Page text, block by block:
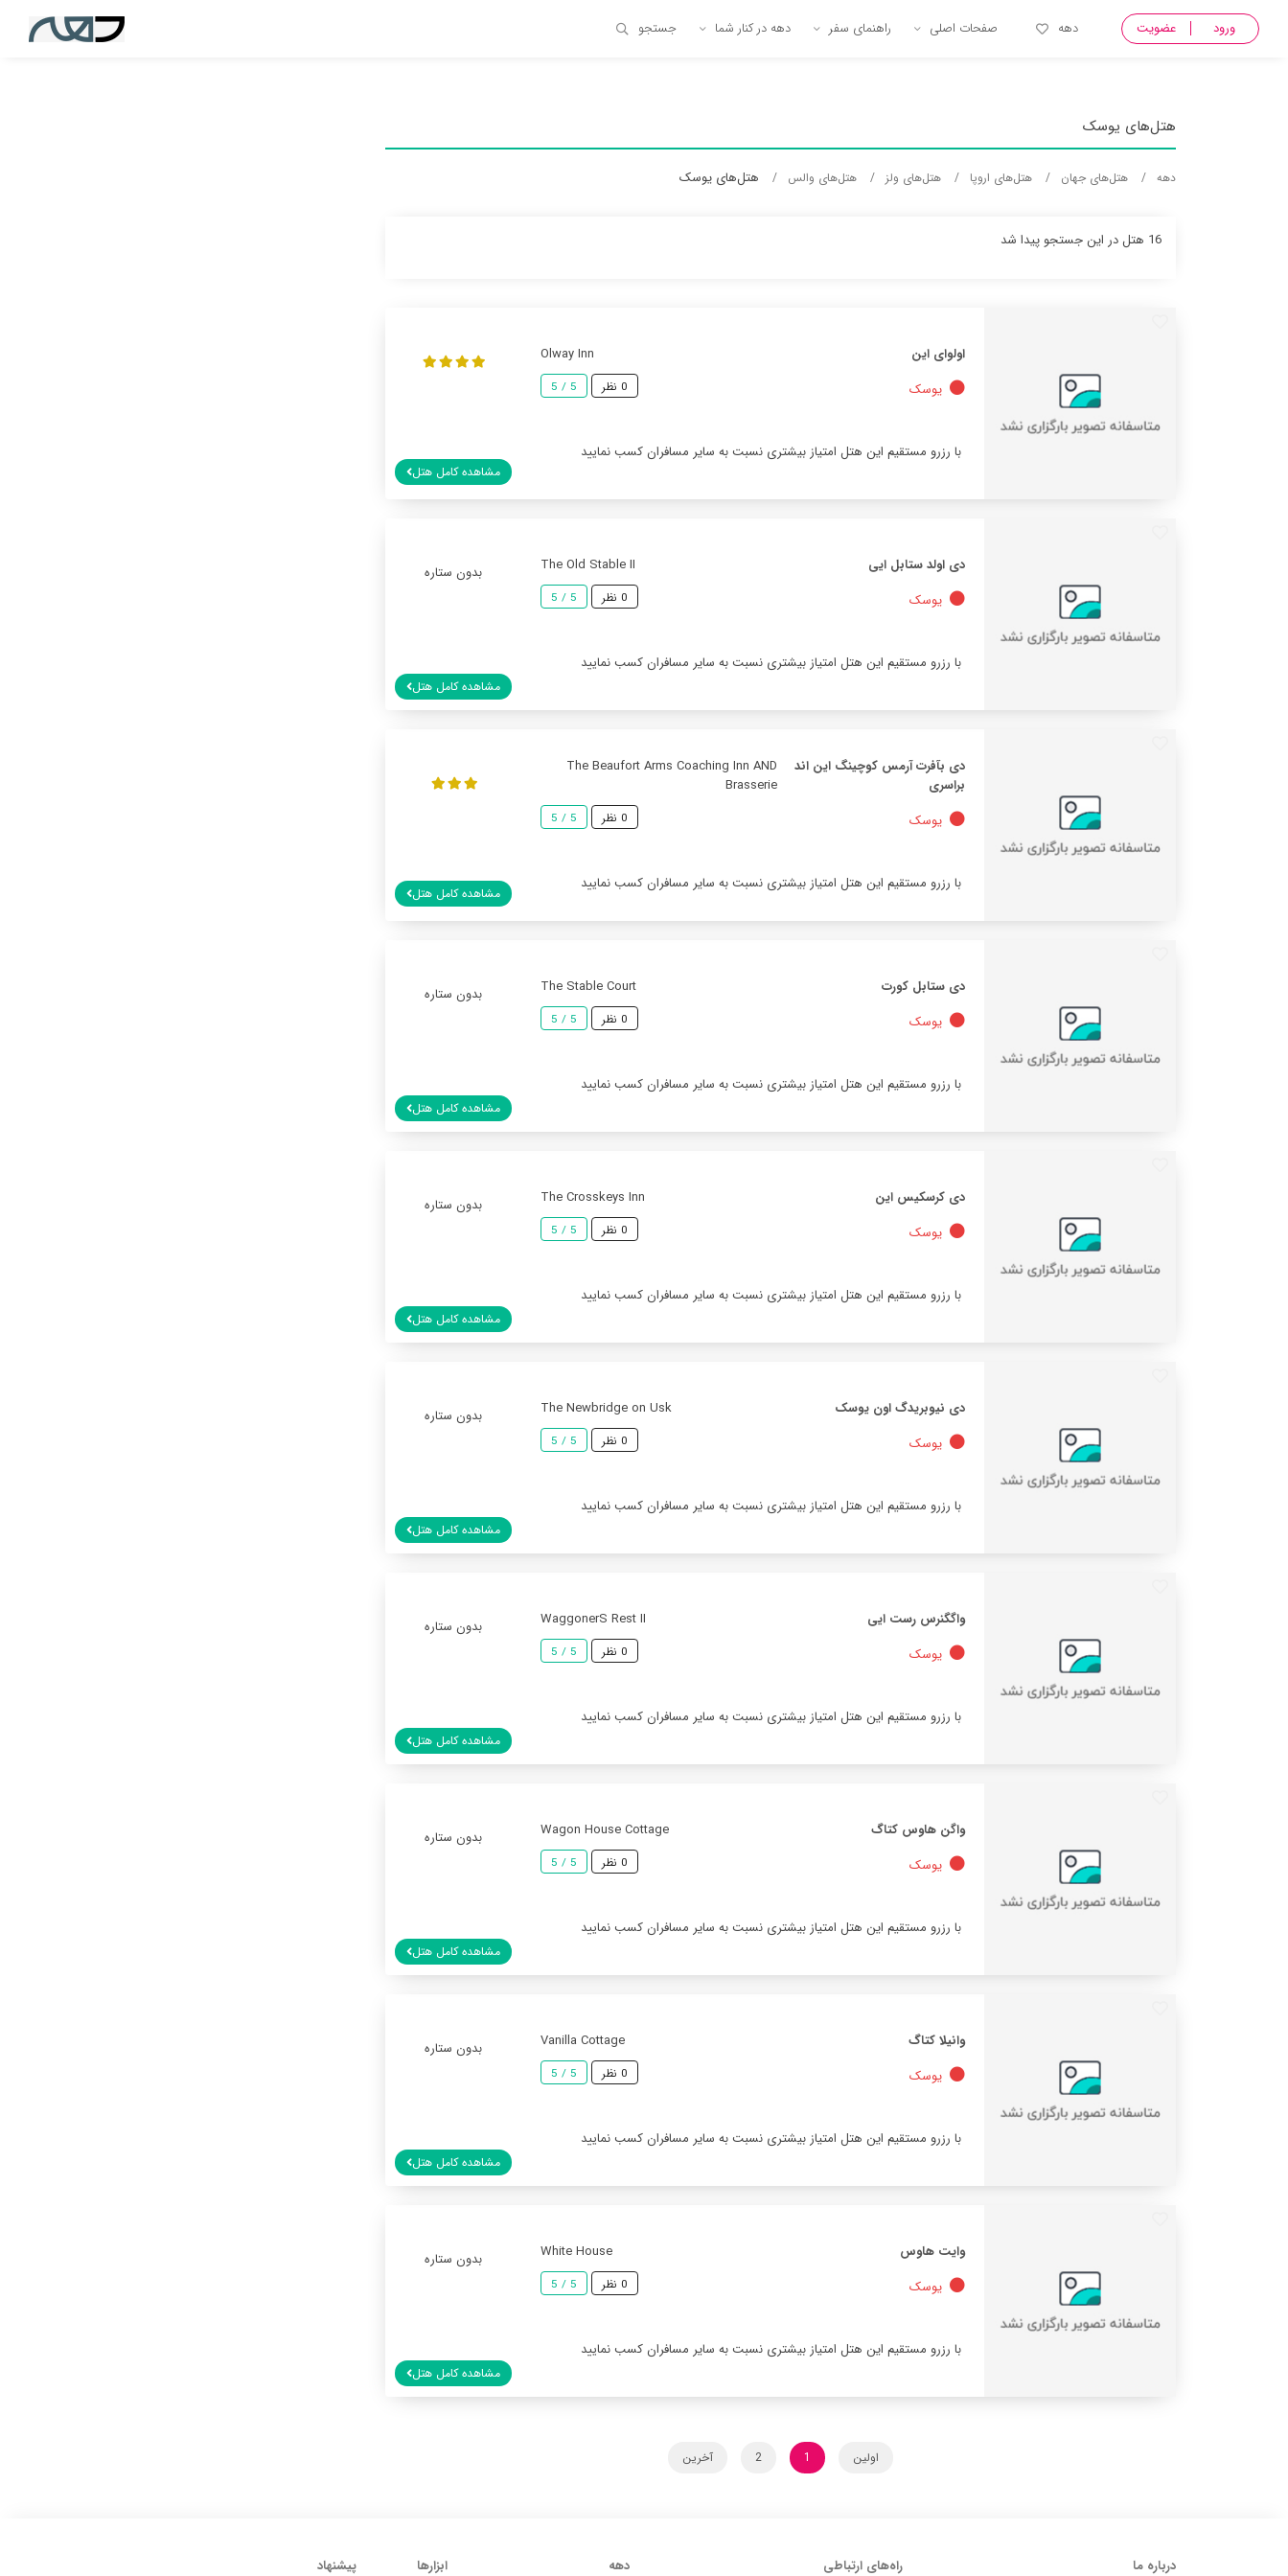
ورود
عضویت دهه صفحات اصلی راهنمای سفر دهه در کنار شما جستجو
هتل‌های یوسک
دهه هتل‌های جهان هتل‌های اروپا هتل‌های ولز هتل‌های والس هتل‌های یوسک
16 هتل در این جستجو پیدا شد
اولوای این
Olway Inn
یوسک
0 نظر 5 / 5
با رزرو مستقیم این هتل امتیاز بیشتری نسبت به سایر مسافران کسب نمایید
مشاهده کامل هتل
دی اولد ستابل ایی
The Old Stable II
یوسک
0 نظر 5 / 5
با رزرو مستقیم این هتل امتیاز بیشتری نسبت به سایر مسافران کسب نمایید
بدون ستاره
مشاهده کامل هتل
دی بآفرت آرمس کوچینگ این اند
براسری
The Beaufort Arms Coaching Inn AND
Brasserie
یوسک
0 نظر 5 / 5
با رزرو مستقیم این هتل امتیاز بیشتری نسبت به سایر مسافران کسب نمایید
مشاهده کامل هتل
دی ستابل کورت
The Stable Court
یوسک
0 نظر 5 / 5
با رزرو مستقیم این هتل امتیاز بیشتری نسبت به سایر مسافران کسب نمایید
بدون ستاره
مشاهده کامل هتل
دی کرسکیس این
The Crosskeys Inn
یوسک
0 نظر 5 / 5
با رزرو مستقیم این هتل امتیاز بیشتری نسبت به سایر مسافران کسب نمایید
بدون ستاره
مشاهده کامل هتل
دی نیوبریدگ اون یوسک
The Newbridge on Usk
یوسک
0 نظر 5 / 5
با رزرو مستقیم این هتل امتیاز بیشتری نسبت به سایر مسافران کسب نمایید
بدون ستاره
مشاهده کامل هتل
واگگنرس رست ایی
WaggonerS Rest II
یوسک
0 نظر 5 / 5
با رزرو مستقیم این هتل امتیاز بیشتری نسبت به سایر مسافران کسب نمایید
بدون ستاره
مشاهده کامل هتل
واگن هاوس کتاگ
Wagon House Cottage
یوسک
0 نظر 5 / 5
با رزرو مستقیم این هتل امتیاز بیشتری نسبت به سایر مسافران کسب نمایید
بدون ستاره
مشاهده کامل هتل
وانیلا کتاگ
Vanilla Cottage
یوسک
0 نظر 5 / 5
با رزرو مستقیم این هتل امتیاز بیشتری نسبت به سایر مسافران کسب نمایید
بدون ستاره
مشاهده کامل هتل
وایت هاوس
White House
یوسک
0 نظر 5 / 5
با رزرو مستقیم این هتل امتیاز بیشتری نسبت به سایر مسافران کسب نمایید
بدون ستاره
مشاهده کامل هتل
اولین 1
2 آخرین
درباره ما راه‌های ارتباطی دهه ابزارها پیشنهاد